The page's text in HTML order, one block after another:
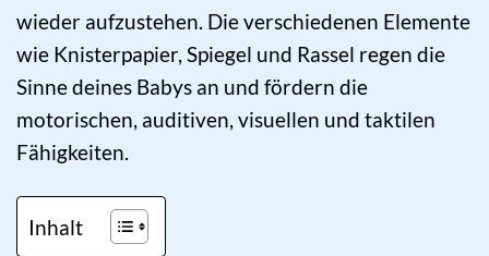
wieder aufzustehen. Die verschiedenen Elemente
wie Knisterpapier, Spiegel und Rassel regen die
Sinne deines Babys an und fördern die
motorischen, auditiven, visuellen und taktilen
Fähigkeiten.
Inhalt